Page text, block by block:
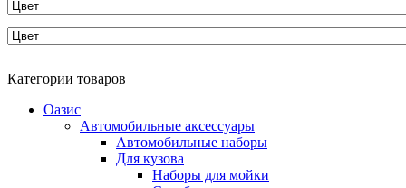
Категории товаров
Оазис
Автомобильные аксессуары
Автомобильные наборы
Для кузова
Наборы для мойки